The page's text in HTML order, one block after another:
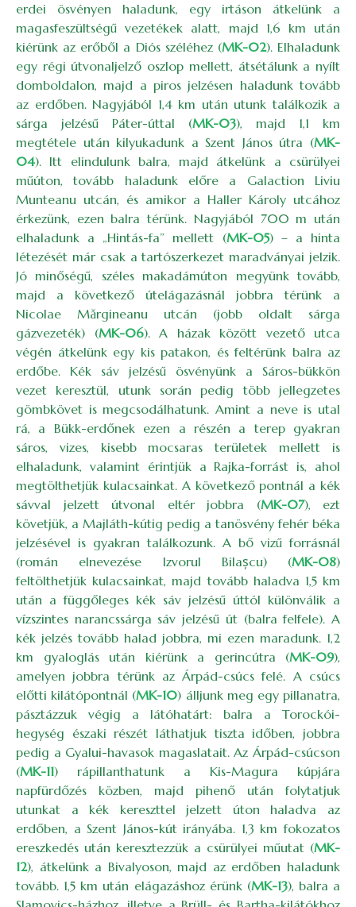
erdei ösvényen haladunk, egy irtáson átkelünk a
magasfeszültségű vezetékek alatt, majd 1,6 km után
kiérünk az erőből a Diós széléhez (MK-02). Elhaladunk
egy régi útvonaljelző oszlop mellett, átsétálunk a nyílt
domboldalon, majd a piros jelzésen haladunk tovább
az erdőben. Nagyjából 1,4 km után utunk találkozik a
sárga jelzésű Páter-úttal (MK-03), majd 1,1 km
megtétele után kilyukadunk a Szent János útra (MK-
04). Itt elindulunk balra, majd átkelünk a csürülyei
műúton, tovább haladunk előre a Galaction Liviu
Munteanu utcán, és amikor a Haller Károly utcához
érkezünk, ezen balra térünk. Nagyjából 700 m után
elhaladunk a „Hintás-fa” mellett (MK-05) – a hinta
létezését már csak a tartószerkezet maradványai jelzik.
Jó minőségű, széles makadámúton megyünk tovább,
majd a következő útelágazásnál jobbra térünk a
Nicolae Mărgineanu utcán (jobb oldalt sárga
gázvezeték) (MK-06). A házak között vezető utca
végén átkelünk egy kis patakon, és feltérünk balra az
erdőbe. Kék sáv jelzésű ösvényünk a Sáros-bükkön
vezet keresztül, utunk során pedig több jellegzetes
gömbkövet is megcsodálhatunk. Amint a neve is utal
rá, a Bükk-erdőnek ezen a részén a terep gyakran
sáros, vizes, kisebb mocsaras területek mellett is
elhaladunk, valamint érintjük a Rajka-forrást is, ahol
megtölthetjük kulacsainkat. A következő pontnál a kék
sávval jelzett útvonal eltér jobbra (MK-07), ezt
követjük, a Majláth-kútig pedig a tanösvény fehér béka
jelzésével is gyakran találkozunk. A bő vizű forrásnál
(román elnevezése Izvorul Bilașcu) (MK-08)
feltölthetjük kulacsainkat, majd tovább haladva 1,5 km
után a függőleges kék sáv jelzésű úttól különválik a
vízszintes narancssárga sáv jelzésű út (balra felfele). A
kék jelzés tovább halad jobbra, mi ezen maradunk. 1,2
km gyaloglás után kiérünk a gerincútra (MK-09),
amelyen jobbra térünk az Árpád-csúcs felé. A csúcs
előtti kilátópontnál (MK-10) álljunk meg egy pillanatra,
pásztázzuk végig a látóhatárt: balra a Torockói-
hegység északi részét láthatjuk tiszta időben, jobbra
pedig a Gyalui-havasok magaslatait. Az Árpád-csúcson
(MK-11) rápillanthatunk a Kis-Magura kúpjára
napfürdőzés közben, majd pihenő után folytatjuk
utunkat a kék kereszttel jelzett úton haladva az
erdőben, a Szent János-kút irányába. 1,3 km fokozatos
ereszkedés után keresztezzük a csürülyei műutat (MK-
12), átkelünk a Bivalyoson, majd az erdőben haladunk
tovább. 1,5 km után elágazáshoz érünk (MK-13), balra a